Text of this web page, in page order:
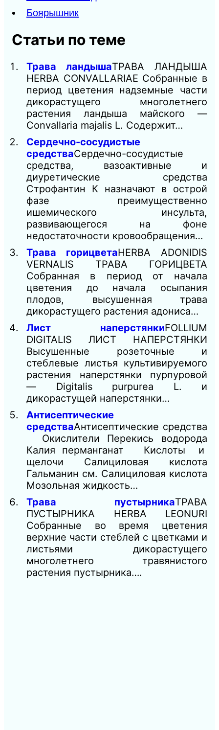
Боярышник
Статьи по теме
Трава ландышаТРАВА ЛАНДЫША
HERBA CONVALLARIAE Собранные в
период цветения надземные части
дикорастущего многолетнего
растения ландыша майского —
Convallaria majalis L. Содержит…
Сердечно-сосудистые
средстваСердечно-сосудистые
средства, вазоактивные и
диуретические средства
Строфантин К назначают в острой
фазе преимущественно
ишемического инсульта,
развивающегося на фоне
недостаточности кровообращения…
Трава горицветаHERBA ADONIDIS
VERNALIS ТРАВА ГОРИЦВЕТА
Собранная в период от начала
цветения до начала осыпания
плодов, высушенная трава
дикорастущего растения адониса…
Лист наперстянкиFOLLIUM
DIGITALIS ЛИСТ НАПЕРСТЯНКИ
Высушенные розеточные и
стеблевые листья культивируемого
растения наперстянки пурпуровой
— Digitalis purpurea L. и
дикорастущей наперстянки…
Антисептические
средстваАнтисептические средства
Окислители Перекись водорода
Калия перманганат Кислоты и
щелочи Салициловая кислота
Гальманин см. Салициловая кислота
Мозольная жидкость…
Трава пустырникаТРАВА
ПУСТЫРНИКА HERBA LEONURI
Собранные во время цветения
верхние части стеблей с цветками и
листьями дикорастущего
многолетнего травянистого
растения пустырника….